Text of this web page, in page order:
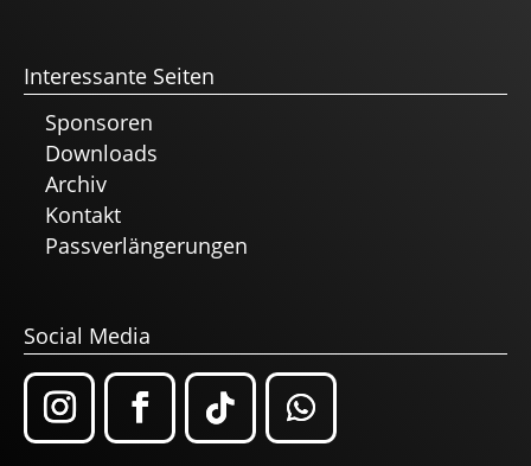
Interessante Seiten
Sponsoren
Downloads
Archiv
Kontakt
Passverlängerungen
Social Media